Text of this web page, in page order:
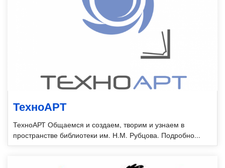
ТехноАРТ
ТехноАРТ Общаемся и создаем, творим и узнаем в
пространстве библиотеки им. Н.М. Рубцова. Подробно...